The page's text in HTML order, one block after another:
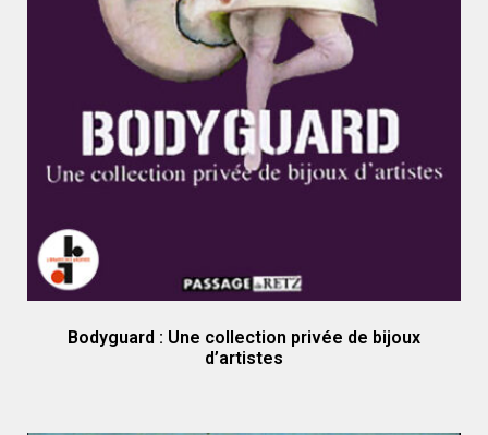
Bodyguard : Une collection privée de bijoux
d’artistes